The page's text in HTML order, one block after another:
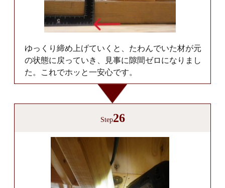
ゆっくり締め上げていくと、たわんでいた材が元
の状態に戻っていき、見事に隙間ゼロになりまし
た。これでホッと一安心です。
Step26